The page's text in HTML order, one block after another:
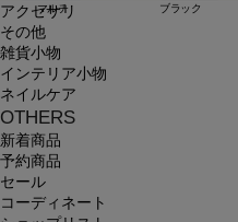
アクセサリ
その他
雑貨小物
インテリア小物
ネイルケア
OTHERS
新着商品
予約商品
セール
コーディネート
マルチ ブラック